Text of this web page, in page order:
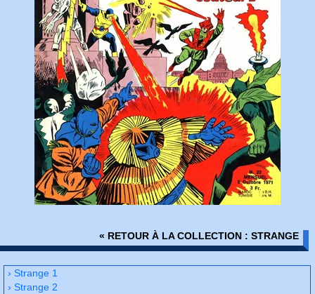
« RETOUR À LA COLLECTION : STRANGE
› Strange 1
› Strange 2